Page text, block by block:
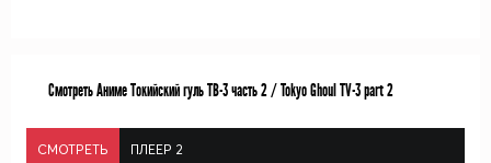
Смотреть Аниме Токийский гуль ТВ-3 часть 2 / Tokyo Ghoul TV-3 part 2
СМОТРЕТЬ ПЛЕЕР 2